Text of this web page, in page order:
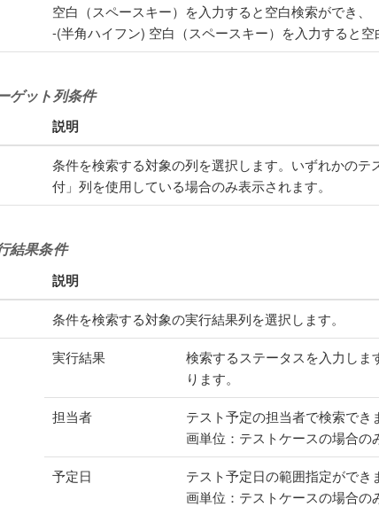
空白（スペースキー）を入力すると空白検索ができ、
-(半角ハイフン) 空白（スペースキー）を入力すると空
ゲット列条件
説明
条件を検索する対象の列を選択します。いずれかのテ
付」列を使用している場合のみ表示されます。
結果条件
説明
条件を検索する対象の実行結果列を選択します。
実行結果
検索するステータスを入力し
ります。
担当者
テスト予定の担当者で検索で
画単位：テストケースの場合の
予定日
テスト予定日の範囲指定がで
画単位：テストケースの場合の